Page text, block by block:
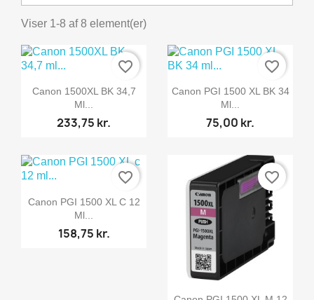
Viser 1-8 af 8 element(er)
Vis her
Canon 1500XL BK 34,7
Ml...
233,75 kr.
favorite_border
Vis her
Canon PGI 1500 XL BK 34
Ml...
75,00 kr.
favorite_border
Vis her
Canon PGI 1500 XL C 12
Ml...
158,75 kr.
favorite_border
Vis her
favorite_border